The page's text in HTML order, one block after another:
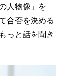
人物像」を
合否を決める
っと話を聞き